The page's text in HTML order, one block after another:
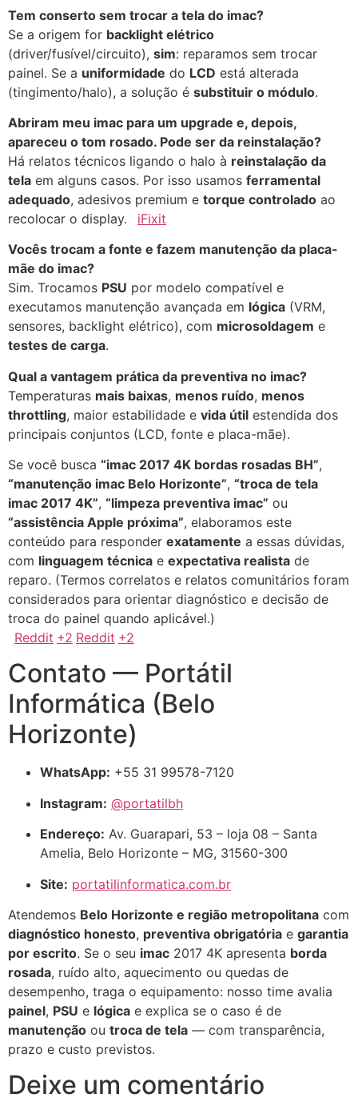
Tem conserto sem trocar a tela do imac?
Se a origem for backlight elétrico
(driver/fusível/circuito), sim: reparamos sem trocar
painel. Se a uniformidade do LCD está alterada
(tingimento/halo), a solução é substituir o módulo.
Abriram meu imac para um upgrade e, depois,
apareceu o tom rosado. Pode ser da reinstalação?
Há relatos técnicos ligando o halo à reinstalação da
tela em alguns casos. Por isso usamos ferramental
adequado, adesivos premium e torque controlado ao
recolocar o display.
iFixit
Vocês trocam a fonte e fazem manutenção da placa-
mãe do imac?
Sim. Trocamos PSU por modelo compatível e
executamos manutenção avançada em lógica (VRM,
sensores, backlight elétrico), com microsoldagem e
testes de carga.
Qual a vantagem prática da preventiva no imac?
Temperaturas mais baixas, menos ruído, menos
throttling, maior estabilidade e vida útil estendida dos
principais conjuntos (LCD, fonte e placa-mãe).
Se você busca “imac 2017 4K bordas rosadas BH”,
“manutenção imac Belo Horizonte”, “troca de tela
imac 2017 4K”, “limpeza preventiva imac” ou
“assistência Apple próxima”, elaboramos este
conteúdo para responder exatamente a essas dúvidas,
com linguagem técnica e expectativa realista de
reparo. (Termos correlatos e relatos comunitários foram
considerados para orientar diagnóstico e decisão de
troca do painel quando aplicável.)
Reddit +2 Reddit +2
Contato — Portátil
Informática (Belo
Horizonte)
WhatsApp: +55 31 99578-7120
Instagram: @portatilbh
Endereço: Av. Guarapari, 53 – loja 08 – Santa
Amelia, Belo Horizonte – MG, 31560-300
Site: portatilinformatica.com.br
Atendemos Belo Horizonte e região metropolitana com
diagnóstico honesto, preventiva obrigatória e garantia
por escrito. Se o seu imac 2017 4K apresenta borda
rosada, ruído alto, aquecimento ou quedas de
desempenho, traga o equipamento: nosso time avalia
painel, PSU e lógica e explica se o caso é de
manutenção ou troca de tela — com transparência,
prazo e custo previstos.
Deixe um comentário